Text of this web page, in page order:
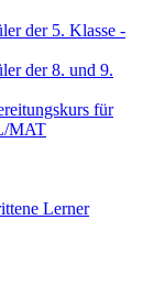
der 5. Klasse -
der 8. und 9.
für
MAT
Lerner